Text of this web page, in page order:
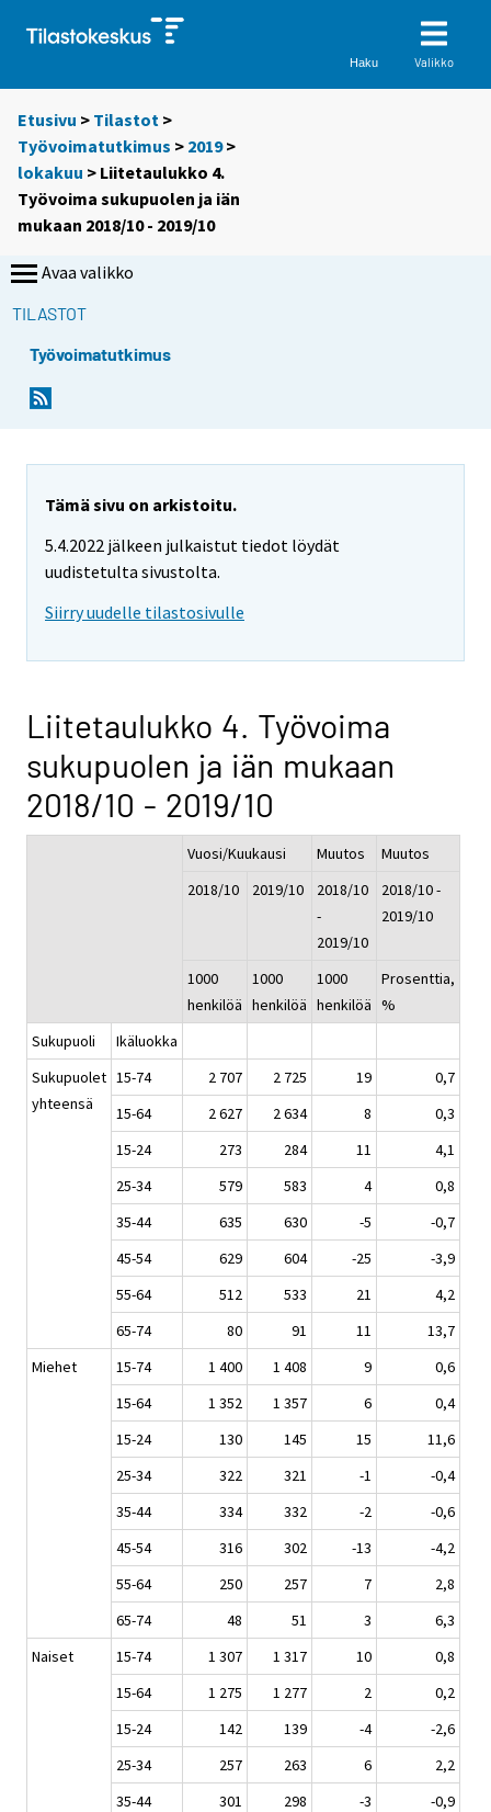
Haku Valikko
Etusivu > Tilastot >
Työvoimatutkimus > 2019>
lokakuu > Liitetaulukko 4.
Työvoima sukupuolen ja iän
mukaan 2018/10 - 2019/10
Avaa valikko
TILASTOT
Työvoimatutkimus
Tämä sivu on arkistoitu.
5.4.2022 jälkeen julkaistut tiedot löydät
uudistetulta sivustolta.
Siirry uudelle tilastosivulle
Liitetaulukko 4. Työvoima
sukupuolen ja iän mukaan
2018/10 - 2019/10
Vuosi/Kuukausi Muutos
Muutos
2018/10
2019/10
2018/10
-
2019/10
2018/10 -
2019/10
1000
henkilöä
1000
henkilöä
1000
henkilöä
Prosenttia,
%
Sukupuoli
Ikäluokka
Sukupuolet
yhteensä
15-74 2 707 2 725 19
0,7
15-64
2 627 2 634 8
0,3
15-24
273 284 11
4,1
25-34
579 583 4
0,8
35-44
635 630 -5
-0,7
45-54
629 604 -25
-3,9
55-64
512 533 21
4,2
65-74
80 91 11
13,7
Miehet
15-74 1 400 1 408 9
0,6
15-64
1 352 1 357 6
0,4
15-24
130 145 15
11,6
25-34
322 321 -1
-0,4
35-44
334 332 -2
-0,6
45-54
316 302 -13
-4,2
55-64
250 257 7
2,8
65-74
48 51 3
6,3
Naiset
15-74 1 307 1 317 10
0,8
15-64
1 275 1 277 2
0,2
15-24
142 139 -4
-2,6
25-34
257 263 6
2,2
35-44
301 298 -3
-0,9